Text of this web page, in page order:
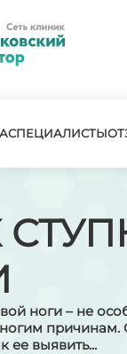
СПЕЦИАЛИСТЫ
ноги – не
ее выявить...